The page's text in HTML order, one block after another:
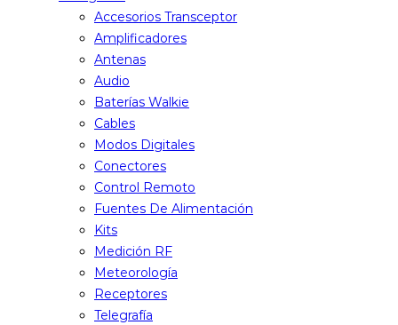
Accesorios Transceptor
Amplificadores
Antenas
Audio
Baterías Walkie
Cables
Modos Digitales
Conectores
Control Remoto
Fuentes De Alimentación
Kits
Medición RF
Meteorología
Receptores
Telegrafía